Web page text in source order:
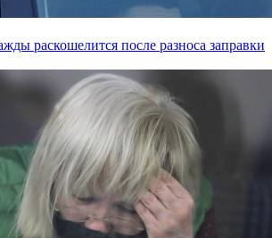
раскошелится после разноса заправки